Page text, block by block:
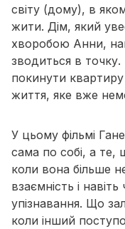
світу (дому), в
жити. Дім, який
хворобою Анни,
зводиться в
покинути
життя, яке вже
У цьому фільмі
сама по собі, а те,
коли вона більше
взаємність і
упізнавання. Що
коли інший